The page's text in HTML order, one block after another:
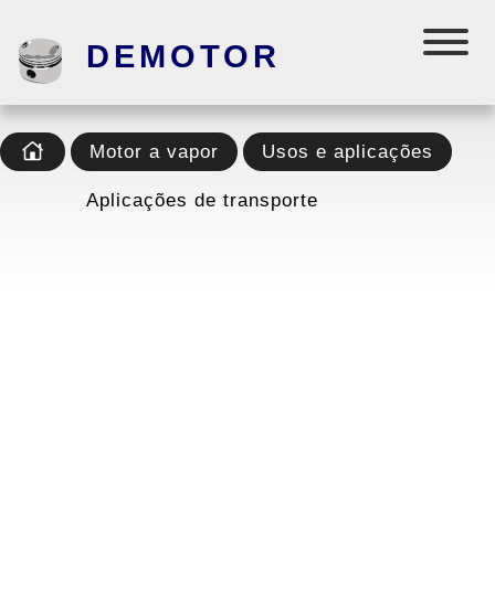
DEMOTOR
Motor a vapor Usos e aplicações
Aplicações de transporte